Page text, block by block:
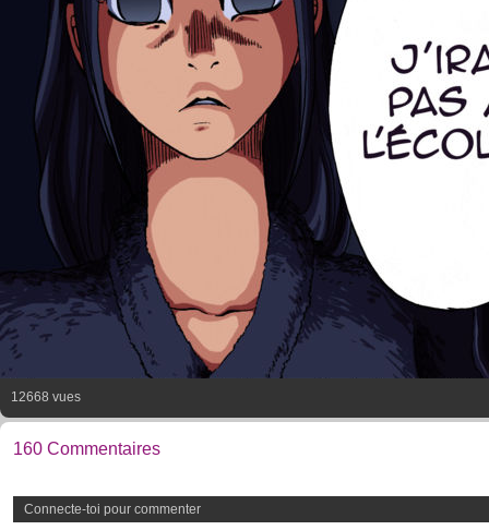
12668 vues
160 Commentaires
Connecte-toi pour commenter